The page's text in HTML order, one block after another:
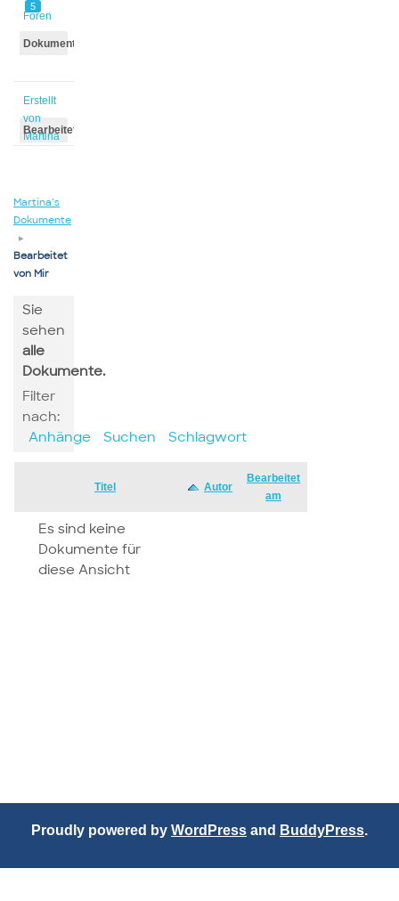
5
Foren
Dokumente
Erstellt
von
Martina
Bearbeitet
Martina’s
Dokumente
▸
Bearbeitet
von Mir
Sie
sehen
alle
Dokumente.
Filter
nach:
Anhänge
Suchen Schlagwort
Titel Autor
Bearbeitet
am
Es sind keine
Dokumente für
diese Ansicht
Proudly powered by WordPress and BuddyPress.